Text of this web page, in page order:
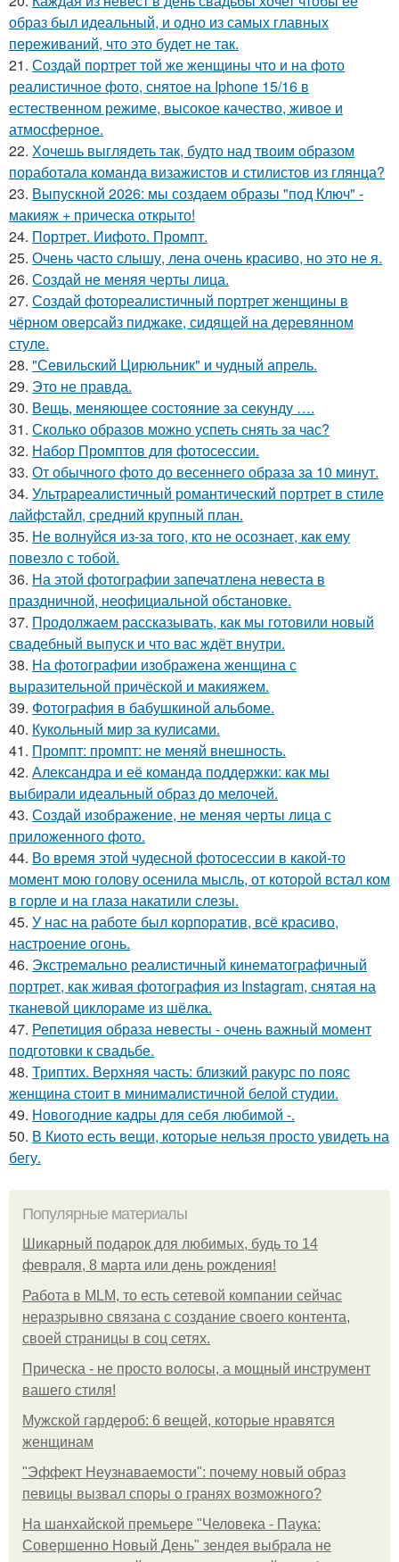
образ был идеальный, и одно из самых главных
переживаний, что это будет не так.
21. Создай портрет той же женщины что и на фото
реалистичное фото, снятое на Iphone 15/16 в
естественном режиме, высокое качество, живое и
атмосферное.
22. Хочешь выглядеть так, будто над твоим образом
поработала команда визажистов и стилистов из глянца?
23. Выпускной 2026: мы создаем образы "под Ключ" -
макияж + прическа открыто!
24. Портрет. Иифото. Промпт.
25. Очень часто слышу, лена очень красиво, но это не я.
26. Создай не меняя черты лица.
27. Создай фотореалистичный портрет женщины в
чёрном оверсайз пиджаке, сидящей на деревянном
стуле.
28. "Севильский Цирюльник" и чудный апрель.
29. Это не правда.
30. Вещь, меняющее состояние за секунду ….
31. Сколько образов можно успеть снять за час?
32. Набор Промптов для фотосессии.
33. От обычного фото до весеннего образа за 10 минут.
34. Ультрареалистичный романтический портрет в стиле
лайфстайл, средний крупный план.
35. Не волнуйся из-за того, кто не осознает, как ему
повезло с тобой.
36. На этой фотографии запечатлена невеста в
праздничной, неофициальной обстановке.
37. Продолжаем рассказывать, как мы готовили новый
свадебный выпуск и что вас ждёт внутри.
38. На фотографии изображена женщина с
выразительной причёской и макияжем.
39. Фотография в бабушкиной альбоме.
40. Кукольный мир за кулисами.
41. Промпт: промпт: не меняй внешность.
42. Александра и её команда поддержки: как мы
выбирали идеальный образ до мелочей.
43. Создай изображение, не меняя черты лица с
приложенного фото.
44. Во время этой чудесной фотосессии в какой-то
момент мою голову осенила мысль, от которой встал ком
в горле и на глаза накатили слезы.
45. У нас на работе был корпоратив, всё красиво,
настроение огонь.
46. Экстремально реалистичный кинематографичный
портрет, как живая фотография из Instagram, снятая на
тканевой циклораме из шёлка.
47. Репетиция образа невесты - очень важный момент
подготовки к свадьбе.
48. Триптих. Верхняя часть: близкий ракурс по пояс
женщина стоит в минималистичной белой студии.
49. Новогодние кадры для себя любимой -.
50. В Киото есть вещи, которые нельзя просто увидеть на
бегу.
Популярные материалы
Шикарный подарок для любимых, будь то 14
февраля, 8 марта или день рождения!
Работа в MLM, то есть сетевой компании сейчас
неразрывно связана с создание своего контента,
своей страницы в соц сетях.
Прическа - не просто волосы, а мощный инструмент
вашего стиля!
Мужской гардероб: 6 вещей, которые нравятся
женщинам
"Эффект Неузнаваемости": почему новый образ
певицы вызвал споры о гранях возможного?
На шанхайской премьере "Человека - Паука:
Совершенно Новый День" зендея выбрала не